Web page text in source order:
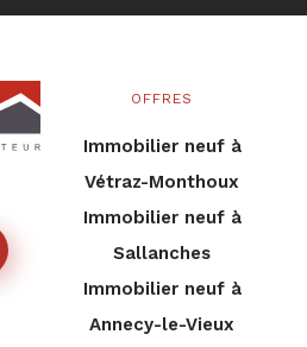
OFFRES
Immobilier neuf à
Vétraz-Monthoux
Immobilier neuf à
Sallanches
Immobilier neuf à
Annecy-le-Vieux